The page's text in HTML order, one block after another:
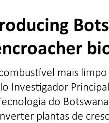
mais
Investigador
do
plantas de